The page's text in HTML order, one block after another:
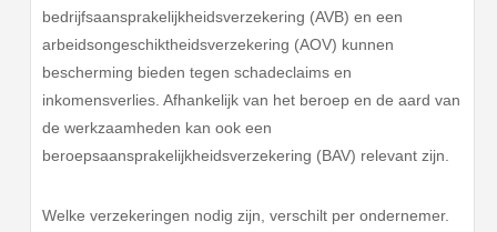
bedrijfsaansprakelijkheidsverzekering (AVB) en een
arbeidsongeschiktheidsverzekering (AOV) kunnen
bescherming bieden tegen schadeclaims en
inkomensverlies. Afhankelijk van het beroep en de aard van
de werkzaamheden kan ook een
beroepsaansprakelijkheidsverzekering (BAV) relevant zijn.
Welke verzekeringen nodig zijn, verschilt per ondernemer.